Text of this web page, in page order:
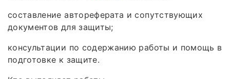
составление автореферата и сопутствующих
документов для защиты;
консультации по содержанию работы и помощь в
подготовке к защите.